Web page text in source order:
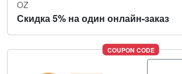
OZ
Скидка 5% на один онлайн-заказ
COUPON CODE